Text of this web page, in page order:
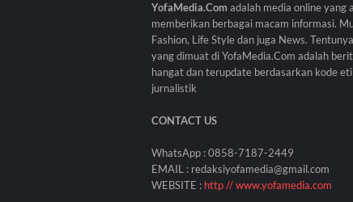
YofaMedia.Comadalah media online yang
memberikan berbagai macam informasi.
Fashion, Life Style dan juga News.
yang dimuat di YofaMedia.Com adalah
hangat dan terupdate berdasarkan kode
jurnalistik
CONTACT US
WhatsApp : 0858-7187-2449
EMAIL : redaksiyofamedia@gmail.com
WEBSITE : http // www.yofamedia.com